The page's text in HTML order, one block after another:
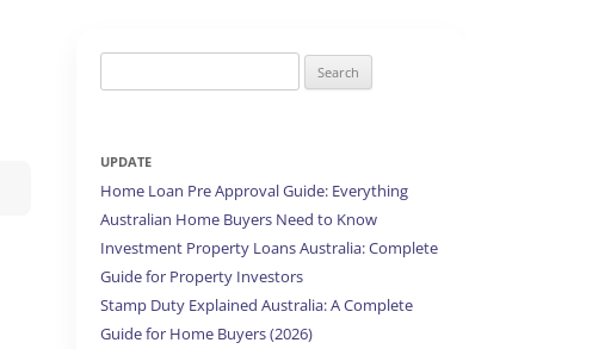
for:
UPDATE
Home Loan Pre Approval Guide: Everything
Australian Home Buyers Need to Know
Investment Property Loans Australia: Complete
Guide for Property Investors
Stamp Duty Explained Australia: A Complete
Guide for Home Buyers (2026)